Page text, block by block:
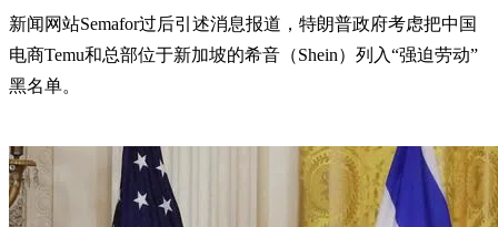
新闻网站Semafor过后引述消息报道，特朗普政府考虑把中国
电商Temu和总部位于新加坡的希音（Shein）列入“强迫劳动”
黑名单。